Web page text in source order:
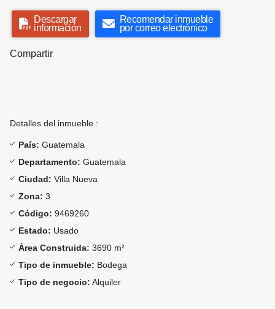
Descargar
información
Recomendar inmueble
por correo electrónico
Compartir
Detalles del inmueble :
País: Guatemala
Departamento: Guatemala
Ciudad: Villa Nueva
Zona: 3
Código: 9469260
Estado: Usado
Área Construida: 3690 m²
Tipo de inmueble: Bodega
Tipo de negocio: Alquiler